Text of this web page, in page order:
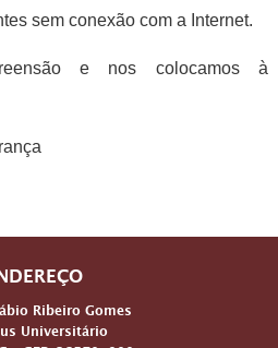
sem conexão com a Internet.
e nos colocamos à
Ribeiro Gomes
Universitário